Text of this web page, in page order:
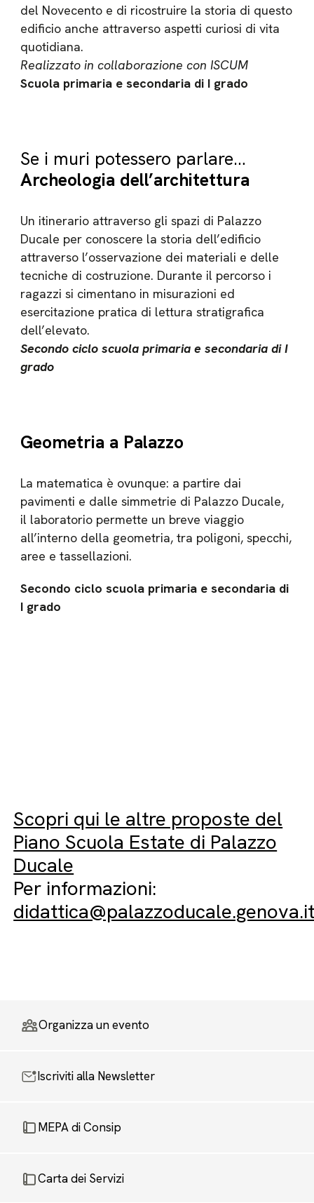
del Novecento e di ricostruire la storia di questo
edificio anche attraverso aspetti curiosi di vita
quotidiana.
Realizzato in collaborazione con ISCUM
Scuola primaria e secondaria di I grado
Se i muri potessero parlare…
Archeologia dell’architettura
Un itinerario attraverso gli spazi di Palazzo
Ducale per conoscere la storia dell’edificio
attraverso l’osservazione dei materiali e delle
tecniche di costruzione. Durante il percorso i
ragazzi si cimentano in misurazioni ed
esercitazione pratica di lettura stratigrafica
dell’elevato.
Secondo ciclo scuola primaria e secondaria di I
grado
Geometria a Palazzo
La matematica è ovunque: a partire dai
pavimenti e dalle simmetrie di Palazzo Ducale,
il laboratorio permette un breve viaggio
all’interno della geometria, tra poligoni, specchi,
aree e tassellazioni.
Secondo ciclo scuola primaria e secondaria di
I grado
Scopri qui le altre proposte del
Piano Scuola Estate di Palazzo
Ducale
Per informazioni:
Organizza un evento
Iscriviti alla Newsletter
MEPA di Consip
Carta dei Servizi